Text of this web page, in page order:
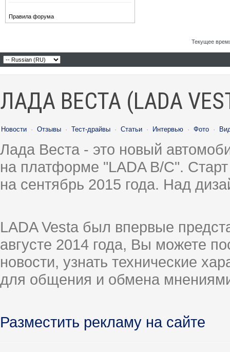
Правила форума
Текущее
ЛАДА ВЕСТА (LADA
Новости · Отзывы · Тест-драйвы · Статьи · Интервью · Фото ·
Лада Веста - это новый
на платформе "LADA B/C".
на сентябрь 2015 года. Над
LADA Vesta был впервые
августе 2014 года, Вы можете
новости, узнать технические
для общения и обмена
Разместить рекламу на сайте